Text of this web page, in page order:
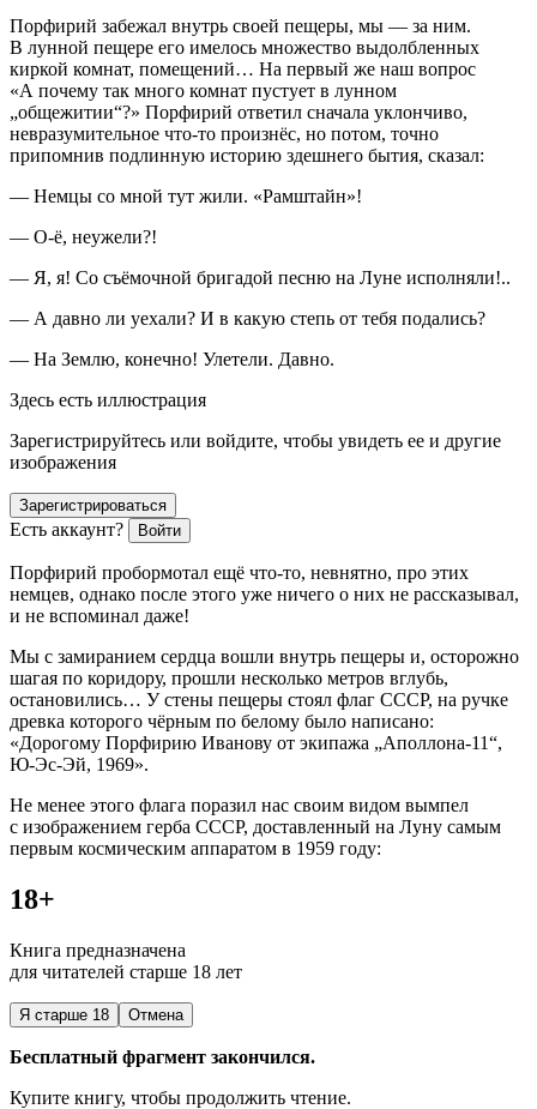
Порфирий забежал внутрь своей пещеры, мы — за ним.
В лунной пещере его имелось множество выдолбленных
киркой комнат, помещений… На первый же наш вопрос
«А почему так много комнат пустует в лунном
„общежитии“?» Порфирий ответил сначала уклончиво,
невразумительное что-то произнёс, но потом, точно
припомнив подлинную историю здешнего бытия, сказал:
— Немцы со мной тут жили. «Рамштайн»!
— О-ё, неужели?!
— Я, я! Со съёмочной бригадой песню на Луне исполняли!..
— А давно ли уехали? И в какую степь от тебя подались?
— На Землю, конечно! Улетели. Давно.
Здесь есть иллюстрация
Зарегистрируйтесь или войдите, чтобы увидеть ее и другие
изображения
Зарегистрироваться
Есть аккаунт? Войти
Порфирий пробормотал ещё что-то, невнятно, про этих
немцев, однако после этого уже ничего о них не рассказывал,
и не вспоминал даже!
Мы с замиранием сердца вошли внутрь пещеры и, осторожно
шагая по коридору, прошли несколько метров вглубь,
остановились… У стены пещеры стоял флаг СССР, на ручке
древка которого чёрным по белому было написано:
«Дорогому Порфирию Иванову от экипажа „Аполлона-11“,
Ю-Эс-Эй, 1969».
Не менее этого флага поразил нас своим видом вымпел
с изображением герба СССР, доставленный на Луну самым
первым космическим аппаратом в 1959 году:
18+
Книга предназначена
для читателей старше 18 лет
Я старше 18 Отмена
Бесплатный фрагмент закончился.
Купите книгу, чтобы продолжить чтение.